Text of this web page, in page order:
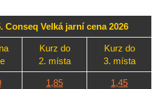
Conseq Velká jarní cena 2026
Kurz do
2. místa
Kurz do
3. místa
1,85 1,45